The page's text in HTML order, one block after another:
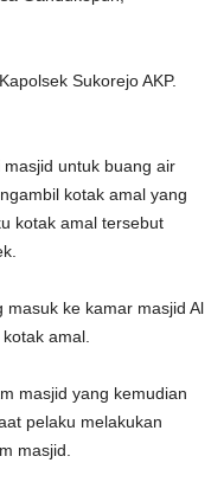
Sukorejo AKP.
untuk buang air
kotak amal yang
kotak amal tersebut
ke kamar masjid Al
amal.
masjid yang kemudian
pelaku melakukan
masjid.